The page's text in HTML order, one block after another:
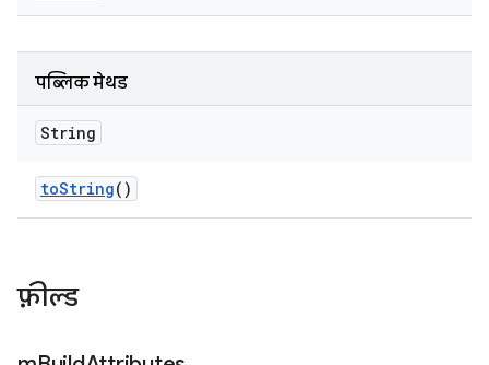
पब्लिक मेथड
String
toString()
फ़ील्ड